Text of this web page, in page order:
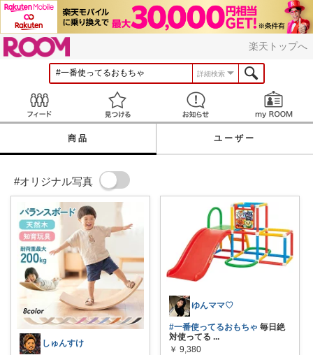
楽天トップへ
詳細検索
見つける お知らせ
商品 ユーザー
#オリジナル写真
しゅんすけ
ゆんママ♡
#一番使ってるおもちゃ 毎日絶
対使ってる ...
￥ 9,380